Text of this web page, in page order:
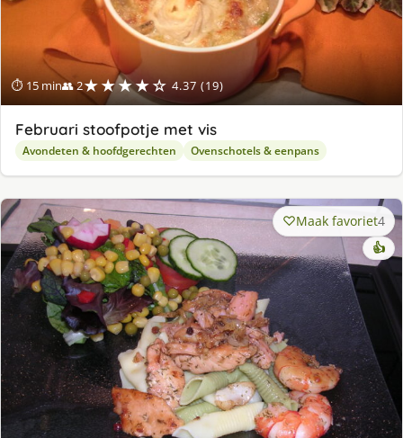
⏱ 15 min👥 2★★★★☆ 4.37 (19)
Februari stoofpotje met vis
Avondeten & hoofdgerechten Ovenschotels & eenpans
Maak favoriet4
👍